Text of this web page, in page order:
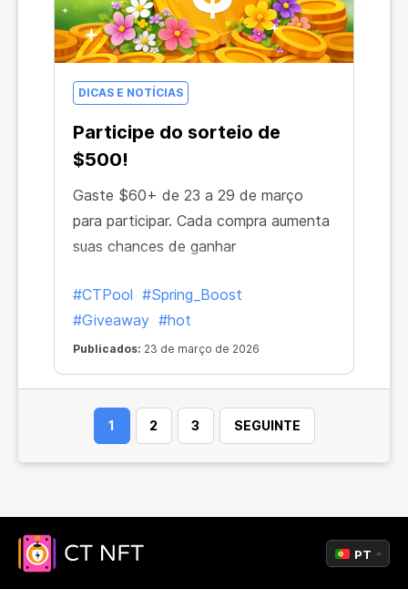
DICAS E NOTÍCIAS
Participe do sorteio de
$500!
Gaste $60+ de 23 a 29 de março
para participar. Cada compra aumenta
suas chances de ganhar
#CTPool #Spring_Boost
#Giveaway #hot
Publicados: 23 de março de 2026
1 2 3 SEGUINTE
PT